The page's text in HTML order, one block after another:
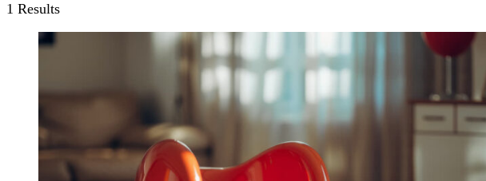
1 Results